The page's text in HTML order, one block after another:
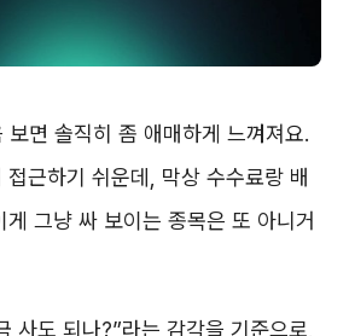
면 솔직히 좀 애매하게 느껴져요.
근하기 쉬운데, 막상 수수료랑 배
게 그냥 싸 보이는 종목은 또 아니거
사도 되나?”라는 감각을 기준으로,